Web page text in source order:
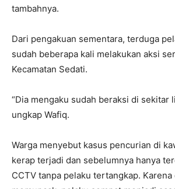
tambahnya.
Dari pengakuan sementara, terduga
sudah beberapa kali melakukan aksi
Kecamatan Sedati.
“Dia mengaku sudah beraksi di sekitar
ungkap Wafiq.
Warga menyebut kasus pencurian di
kerap terjadi dan sebelumnya hanya
CCTV tanpa pelaku tertangkap.